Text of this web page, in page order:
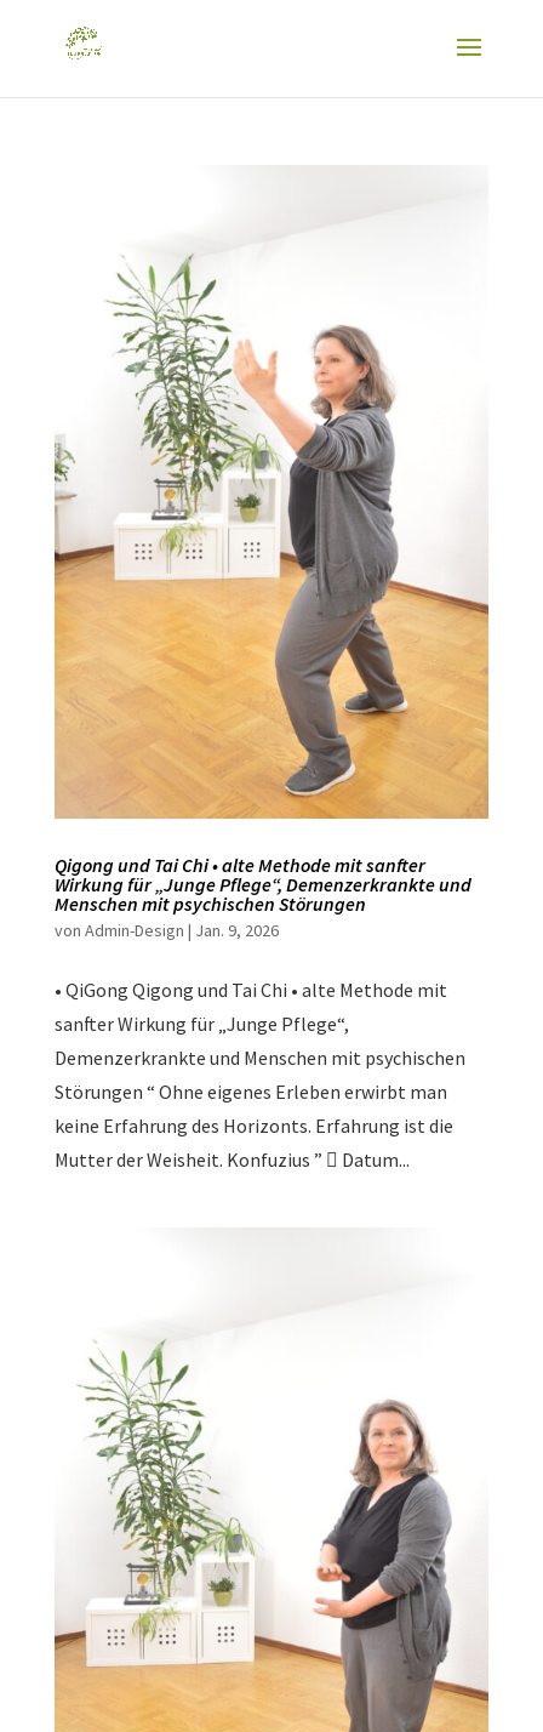
Qigong und Tai Chi • alte Methode mit sanfter
Wirkung für „Junge Pflege“, Demenzerkrankte und
Menschen mit psychischen Störungen
von Admin-Design | Jan. 9, 2026
• QiGong Qigong und Tai Chi • alte Methode mit
sanfter Wirkung für „Junge Pflege“,
Demenzerkrankte und Menschen mit psychischen
Störungen “ Ohne eigenes Erleben erwirbt man
keine Erfahrung des Horizonts. Erfahrung ist die
Mutter der Weisheit. Konfuzius ”  Datum...